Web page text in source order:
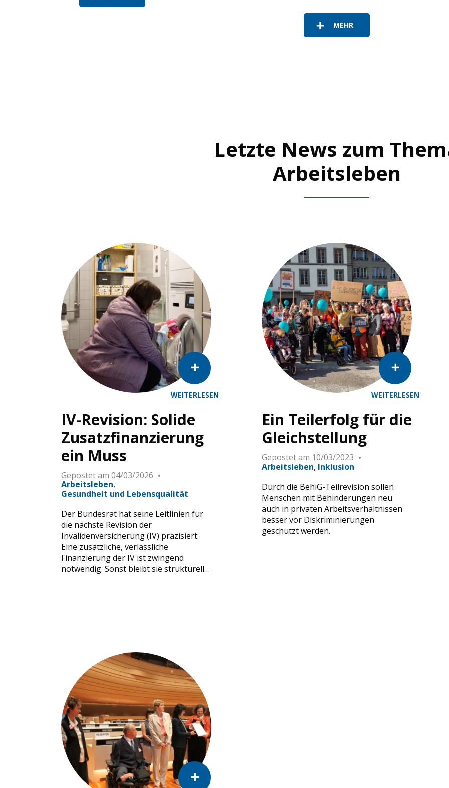
MEHR
Letzte News zum
Arbeitsleben
WEITERLESEN
IV-Revision: Solide
Zusatzfinanzierung
ein Muss
Gepostet am 04/03/2026
Arbeitsleben
Gesundheit und Lebensqualität
Der Bundesrat hat seine Leitlinien für
die nächste Revision der
Invalidenversicherung (IV) präzisiert.
Eine zusätzliche, verlässliche
Finanzierung der IV ist zwingend
notwendig. Sonst bleibt sie strukturell…
WEITERLESEN
Ein Teilerfolg für die
Gleichstellung
Gepostet am 10/03/2023
Arbeitsleben Inklusion
Durch die BehiG-Teilrevision sollen
Menschen mit Behinderungen neu
auch in privaten Arbeitsverhältnissen
besser vor Diskriminierungen
geschützt werden.